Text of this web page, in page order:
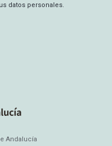
datos personales.
Andalucía